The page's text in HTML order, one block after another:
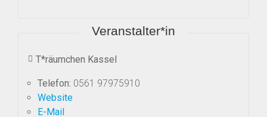
Veranstalter*in
T*räumchen Kassel
Telefon: 0561 97975910
Website
E-Mail